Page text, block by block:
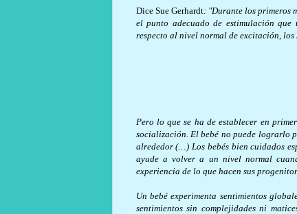
Dice Sue Gerhardt: "Durante los primeros
el punto adecuado de estimulación que
respecto al nivel normal de excitación,
Pero lo que se ha de establecer en
socialización. El bebé no puede lograrlo
alrededor (…) Los bebés bien cuidados
ayude a volver a un nivel normal
experiencia de lo que hacen sus
Un bebé experimenta sentimientos
sentimientos sin complejidades ni